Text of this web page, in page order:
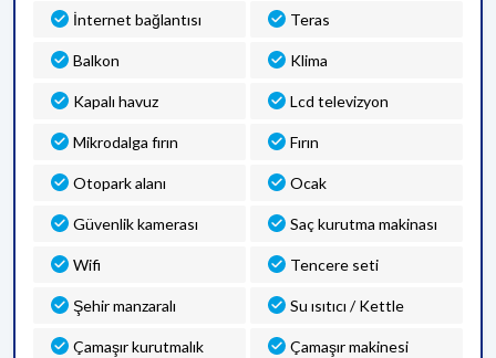
İnternet bağlantısı Teras
Balkon Klima
Kapalı havuz Lcd televizyon
Mikrodalga fırın Fırın
Otopark alanı Ocak
Güvenlik kamerası Saç kurutma makinası
Wifi Tencere seti
Şehir manzaralı Su ısıtıcı / Kettle
Çamaşır kurutmalık Çamaşır makinesi